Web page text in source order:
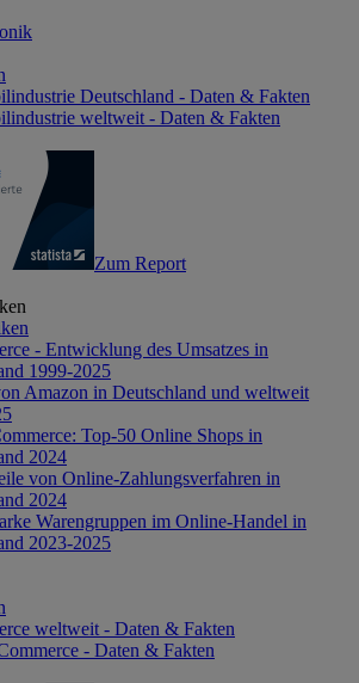
Deutschland - Daten & Fakten
weltweit - Daten & Fakten
Zum Report
- Entwicklung des Umsatzes in
1999-2025
Amazon in Deutschland und weltweit
Top-50 Online Shops in
2024
von Online-Zahlungsverfahren in
2024
Warengruppen im Online-Handel in
2023-2025
weltweit - Daten & Fakten
- Daten & Fakten